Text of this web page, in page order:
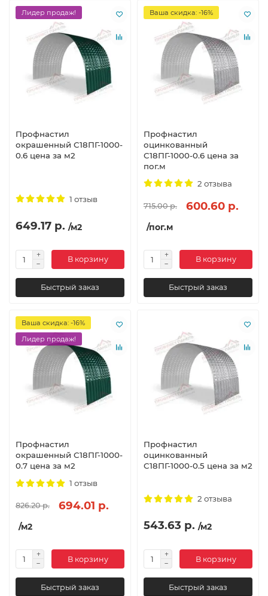
Лидер продаж!
Профнастил
окрашенный С18ПГ-1000-
0.6 цена за м2
1 отзыв
649.17 р. /м2
В корзину
Быстрый заказ
Ваша скидка: -16%
Профнастил
оцинкованный
С18ПГ-1000-0.6 цена за
пог.м
2 отзыва
715.00 р. 600.60 р.
/пог.м
В корзину
Быстрый заказ
Ваша скидка: -16%
Лидер продаж!
Профнастил
окрашенный С18ПГ-1000-
0.7 цена за м2
1 отзыв
826.20 р. 694.01 р.
/м2
В корзину
Быстрый заказ
Профнастил
оцинкованный
С18ПГ-1000-0.5 цена за м2
2 отзыва
543.63 р. /м2
В корзину
Быстрый заказ